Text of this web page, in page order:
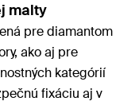
malty
pre diamantom
ako aj pre
kategórií
fixáciu aj v